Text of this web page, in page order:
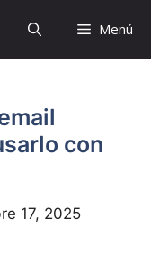
Menú
con
17, 2025